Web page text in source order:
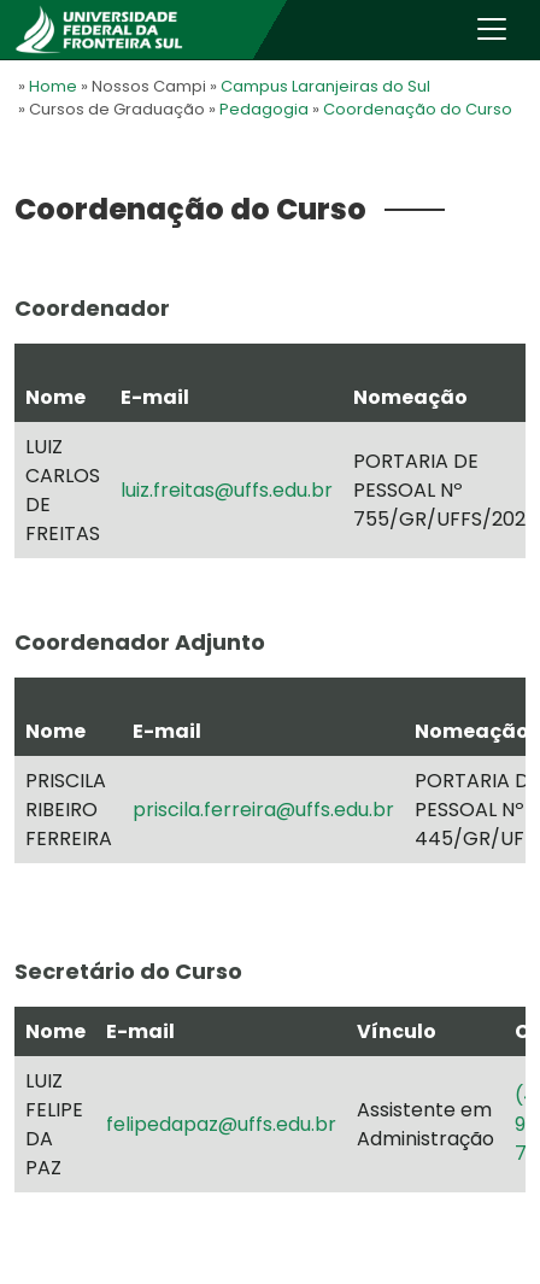
» Home » Nossos Campi » Campus Laranjeiras do Sul
» Cursos de Graduação » Pedagogia » Coordenação do Curso
Coordenação do Curso
Coordenador
Nome E-mail
Nomeação
LUIZ
CARLOS
DE
FREITAS
luiz.freitas@uffs.edu.br
PORTARIA DE
PESSOAL Nº
755/GR/UFFS/2022
Coordenador Adjunto
Nome E-mail
Nomeação
PRISCILA
RIBEIRO
FERREIRA
priscila.ferreira@uffs.edu.br
PORTARIA DE
PESSOAL Nº
445/GR/
Secretário do Curso
Nome E-mail Vínculo
LUIZ
FELIPE
DA
PAZ
felipedapaz@uffs.edu.br
Assistente em
Administração